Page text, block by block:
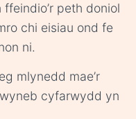
peth doniol
chi eisiau ond fe
ni.
mlynedd mae’r
cyfarwydd yn